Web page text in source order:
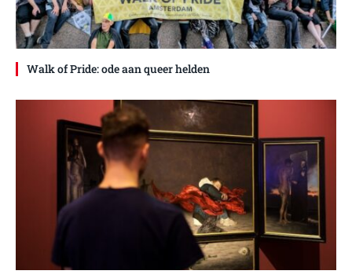
Walk of Pride: ode aan queer helden